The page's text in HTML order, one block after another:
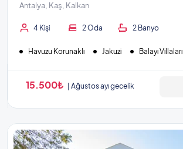
Antalya, Kaş, Kalkan
4 Kişi 2 Oda 2 Banyo
Havuzu Korunaklı Jakuzi Balayı Villaları
15.500₺ Ağustos ayı gecelik